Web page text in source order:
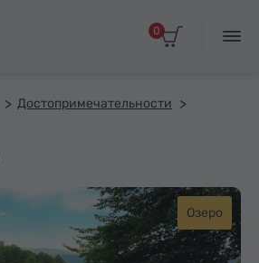
0
Достопримечательности
Озеро